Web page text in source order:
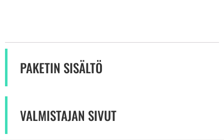
PAKETIN SISÄLTÖ
VALMISTAJAN SIVUT